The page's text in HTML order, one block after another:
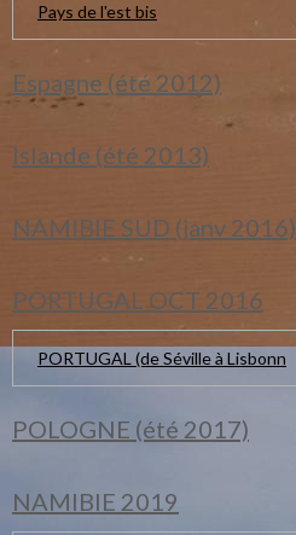
Pays de l'est bis
Espagne (été 2012)
Islande (été 2013)
NAMIBIE SUD (janv 2016)
PORTUGAL OCT 2016
PORTUGAL (de Séville à Lisbonn
POLOGNE (été 2017)
NAMIBIE 2019